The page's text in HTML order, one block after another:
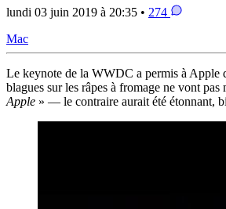
lundi 03 juin 2019 à 20:35 • 274
Mac
Le keynote de la WWDC a permis à Apple
blagues sur les râpes à fromage ne vont
Apple » — le contraire aurait été étonnant,